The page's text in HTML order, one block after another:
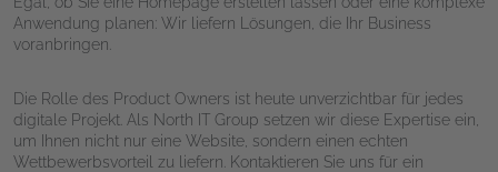
Anwendung planen: Wir liefern Lösungen, die Ihr Business
voranbringen.
Die Rolle des Product Owners ist heute unverzichtbar für jedes
digitale Projekt. Als North IT Group setzen wir diese Expertise ein,
um Ihnen nicht nur eine Website, sondern einen echten
Wettbewerbsvorteil zu liefern. Kontaktieren Sie uns für ein